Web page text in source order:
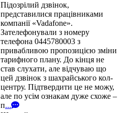
Підозрілий дзвінок,
представилися працівниками
компанії «Vadafone».
Зателефонували з номеру
телефона 0445780003 з
привабливою пропозицією зміни
тарифного плану. До кінця не
став слухати, але відчуваю що
цей дзвінок з шахрайського кол-
центру. Підтвердити це не можу,
але по усім ознакам дуже схоже –
п...